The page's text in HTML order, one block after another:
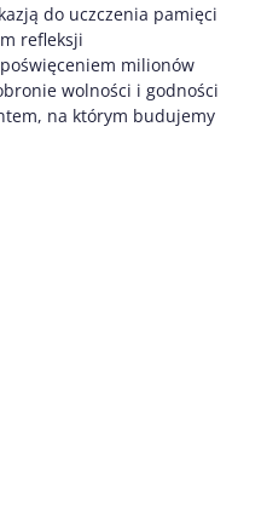
do uczczenia pamięci
refleksji
milionów
wolności i godności
na którym budujemy